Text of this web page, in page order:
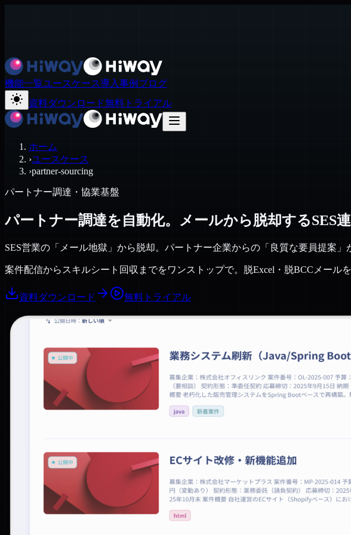
機能一覧ユースケース導入事例 ブログ
資料ダウンロード無料トライアル
ホーム
›ユースケース
›partner-sourcing
パートナー調達・協業基盤
パートナー調達を自動化。メールから脱却するSES
SES営業の「メール地獄」から脱却。パートナー企業からの「良質な要員提案」
案件配信からスキルシート回収までをワンストップで。脱Excel・脱BCCメール
資料ダウンロード 無料トライアル